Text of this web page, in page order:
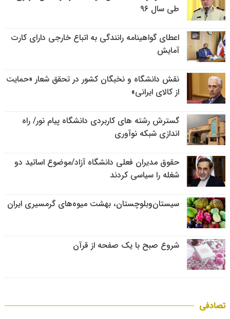
طی سال ۹۶
اعطای گواهینامه رانندگی به اتباع خارجی دارای کارت
آمایش
نقش دانشگاه و نخبگان کشور در تحقق شعار «حمایت
از کالای ایرانی»
گسترش رشته های کاربردی دانشگاه پیام نور/ راه
اندازی شبکه نوآوری
حقوق مدیران فعلی دانشگاه آزاد/موضوع اساتید دو
شغله را سیاسی کردند
سیستان‌وبلوچستان، بهشت میوه‌های گرمسیری ایران
شروع صبح با یک صفحه از قرآن
تصادفی